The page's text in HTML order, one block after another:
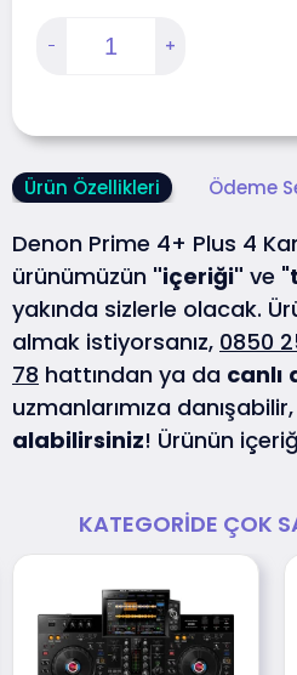
Ürün Özellikleri Ödeme
Denon Prime 4+ Plus 4
ürünümüzün "içeriği" ve "
yakında sizlerle olacak.
almak istiyorsanız, 0850
78 hattından ya da canlı
uzmanlarımıza
alabilirsiniz! Ürünün
KATEGORIDE ÇOK